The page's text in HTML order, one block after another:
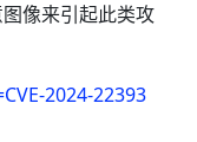
像来引起此类攻
2024-22393